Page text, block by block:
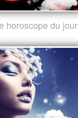
horoscope du jour